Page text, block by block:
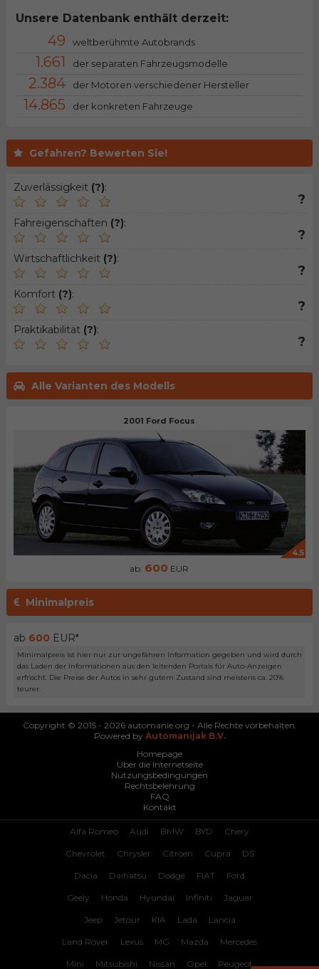
Gefahren? Bewerten Sie!
Zuverlässigkeit (?):
?
Fahreigenschaften (?):
?
Wirtschaftlichkeit (?):
?
Komfort (?):
?
Praktikabilität (?):
?
Alle Varianten des Modells
2001 Ford Focus
4.5
ab: 600 EUR
Minimalpreis
ab 600 EUR*
Minimalpreis ist hier nur zur ungefähren Information gegeben und wird durch
das Laden der Informationen aus den leitenden Portals für Auto-Anzeigen
erfrischt. Die Preise der Autos in sehr gutem Zustand sind meistens ca. 20%
teurer.
Unsere Datenbank enthält derzeit:
49 weltberühmte Autobrands
1.661 der separaten Fahrzeugsmodelle
2.384 der Motoren verschiedener Hersteller
14.865 der konkreten Fahrzeuge
Copyright © 2015 - 2026 automanie.org - Alle Rechte vorbehalten.
Powered by Automanijak B.V.
Homepage
Über die Internetseite
Nutzungsbedingungen
Rechtsbelehrung
FAQ
Kontakt
Alfa Romeo Audi BMW BYD Chery
Chevrolet Chrysler Citroen Cupra DS
Dacia Daihatsu Dodge FIAT Ford
Geely Honda Hyundai Infiniti Jaguar
Jeep Jetour KIA Lada Lancia
Land Rover Lexus MG Mazda Mercedes
Mini Mitsubishi Nissan Opel Peugeot